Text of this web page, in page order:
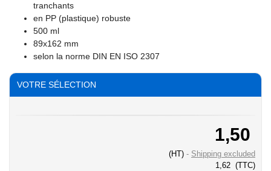
tranchants
en PP (plastique) robuste
500 ml
89x162 mm
selon la norme DIN EN ISO 2307
VOTRE SÉLECTION
1,50
(HT)
Shipping excluded
1,62 (TTC)